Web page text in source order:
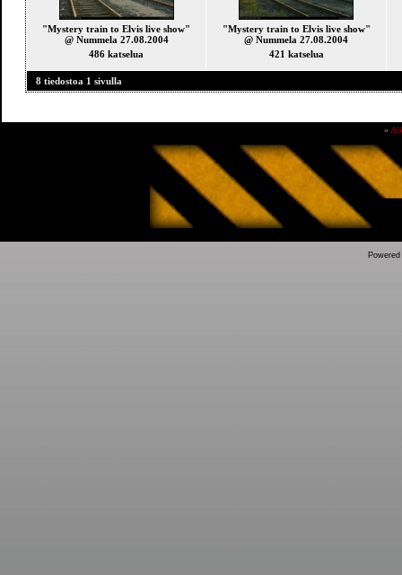
"Mystery train to Elvis live show"
@ Nummela 27.08.2004
486 katselua
"Mystery train to Elvis live show"
@ Nummela 27.08.2004
421 katselua
8 tiedostoa 1 sivulla
»